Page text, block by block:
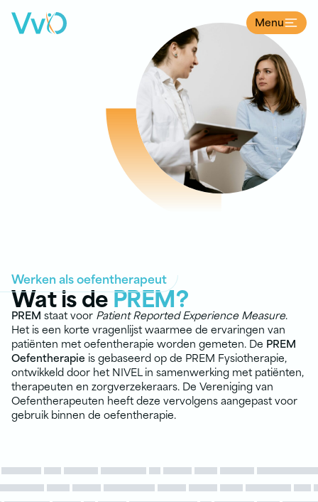
Ga naar de inhoud Menu
Werken als oefentherapeut
Wat is dePREM?
PREM staat voor Patient Reported Experience Measure.
Het is een korte vragenlijst waarmee de ervaringen van
patiënten met oefentherapie worden gemeten. De PREM
Oefentherapie is gebaseerd op de PREM Fysiotherapie,
ontwikkeld door het NIVEL in samenwerking met patiënten,
therapeuten en zorgverzekeraars. De Vereniging van
Oefentherapeuten heeft deze vervolgens aangepast voor
gebruik binnen de oefentherapie.